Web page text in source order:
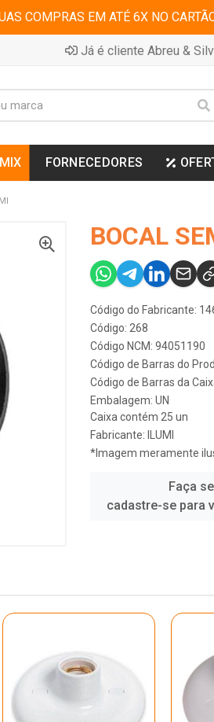
COMPRAS EM ATÉ 6X NO
Já é cliente Abreu &
FORNECEDORES
BOCAL
Código do Fabricante:
Código: 268
Código NCM: 94051190
Código de Barras do
Código de Barras da
Embalagem: UN
Caixa contém 25 un
Fabricante:
ILUMI
*Imagem meramente
Faça
cadastre-se para